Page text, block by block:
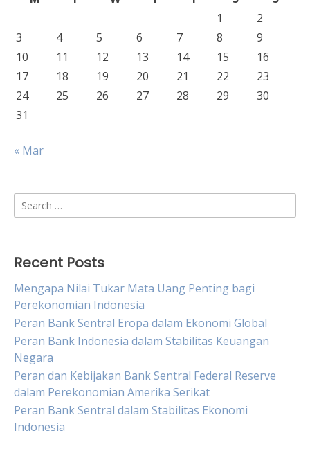
1
2
3
4 5 6 7 8
9
10
11 12 13 14 15
16
17
18 19 20 21 22
23
24
25 26 27 28 29
30
31
« Mar
Search
for:
Recent Posts
Mengapa Nilai Tukar Mata Uang Penting bagi
Perekonomian Indonesia
Peran Bank Sentral Eropa dalam Ekonomi Global
Peran Bank Indonesia dalam Stabilitas Keuangan
Negara
Peran dan Kebijakan Bank Sentral Federal Reserve
dalam Perekonomian Amerika Serikat
Peran Bank Sentral dalam Stabilitas Ekonomi
Indonesia